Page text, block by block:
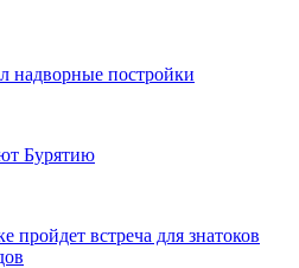
надворные постройки
Бурятию
встреча для знатоков